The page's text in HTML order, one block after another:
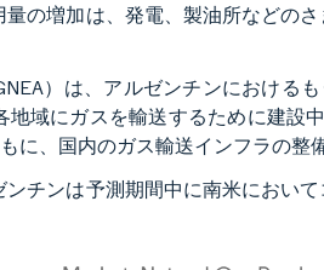
の増加は、発電、製油所などの
）は、アルゼンチンにおける
域にガスを輸送するために建設
に、国内のガス輸送インフラの整
チンは予測期間中に南米におい